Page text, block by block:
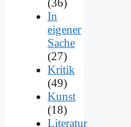
(36)
In
eigener
Sache
(27)
Kritik
(49)
Kunst
(18)
Literatur